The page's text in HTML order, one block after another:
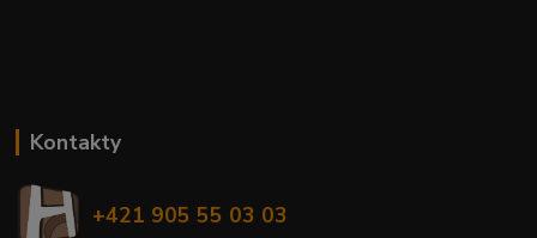
Kontakty
+421 905 55 03 03